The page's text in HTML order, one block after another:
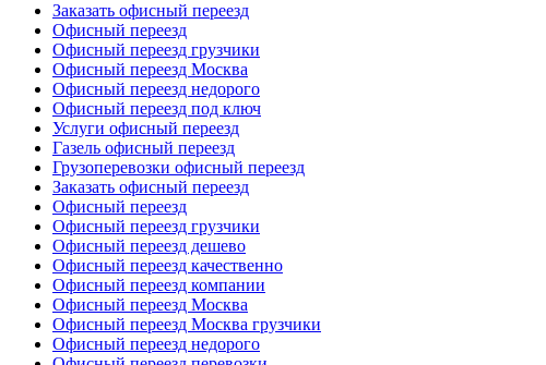
Заказать офисный переезд
Офисный переезд
Офисный переезд грузчики
Офисный переезд Москва
Офисный переезд недорого
Офисный переезд под ключ
Услуги офисный переезд
Газель офисный переезд
Грузоперевозки офисный переезд
Заказать офисный переезд
Офисный переезд
Офисный переезд грузчики
Офисный переезд дешево
Офисный переезд качественно
Офисный переезд компании
Офисный переезд Москва
Офисный переезд Москва грузчики
Офисный переезд недорого